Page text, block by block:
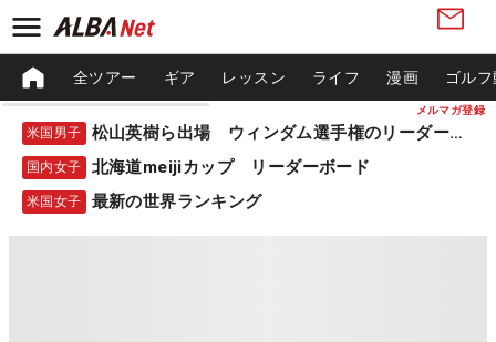
メルマガ登録
全ツアー ギア レッスン ライフ 漫画 ゴル
米国男子 松山英樹ら出場 ウィンダム選手権のリーダーボード
国内女子 北海道meijiカップ リーダーボード
米国女子 最新の世界ランキング